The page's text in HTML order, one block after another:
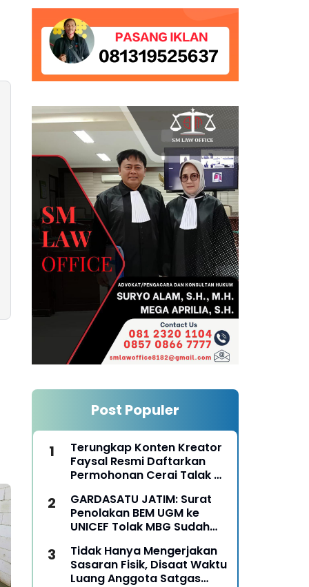
Post Populer
Terungkap Konten Kreator
Faysal Resmi Daftarkan
Permohonan Cerai Talak Di
Ponorogo
GARDASATU JATIM: Surat
Penolakan BEM UGM ke
UNICEF Tolak MBG Sudah
Tidak Hanya Mengerjakan
Sasaran Fisik, Disaat Waktu
Luang Anggota Satgas